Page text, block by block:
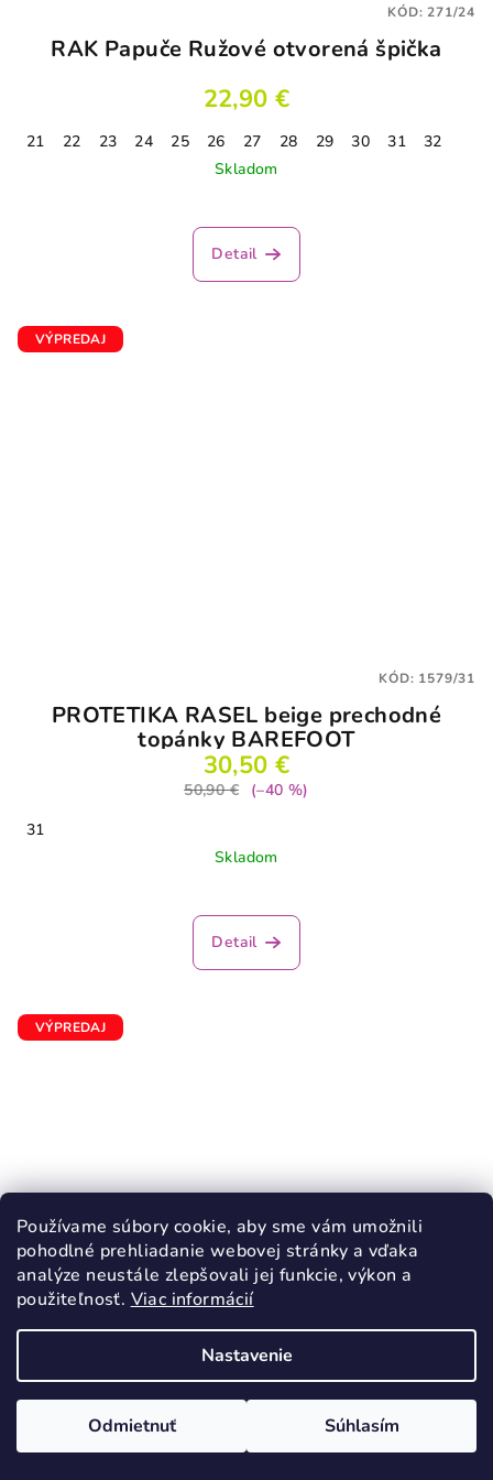
Používame súbory cookie, aby sme vám umožnili
pohodlné prehliadanie webovej stránky a vďaka
analýze neustále zlepšovali jej funkcie, výkon a
použiteľnosť. Viac informácií
Nastavenie
Odmietnuť Súhlasím
RAK Papuče Ružové otvorená špička
22,90 €
21 22 23 24 25 26 27 28 29 30 31
32
Skladom
Detail
KÓD:271/24
VÝPREDAJ
PROTETIKA RASEL beige prechodné
topánky BAREFOOT
30,50 €
50,90 €
(–40 %)
31
Skladom
Detail
KÓD: 1579/31
VÝPREDAJ
FRODDO plátenky BAREFOOT Dark Blue
od27,20 €